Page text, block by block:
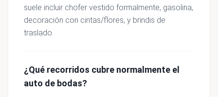
suele incluir chofer vestido formalmente, gasolina,
decoración con cintas/flores, y brindis de
traslado.
¿Qué recorridos cubre normalmente el
auto de bodas?